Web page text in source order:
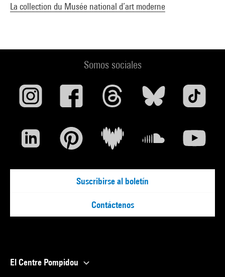
La collection du Musée national d’art moderne
Somos sociales
Suscribirse al boletín
Contáctenos
El Centre Pompidou